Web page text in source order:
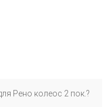
Рено колеос 2 пок.?